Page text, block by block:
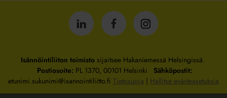
Isännöintiliitto
LinkedInissä
Isännöintiliitto
Facebookissa
Isännöintiliitto
Instagrammissa
Isännöintiliiton toimistosijaitsee Hakaniemessä Helsingissä.
Postiosoite: PL 1370, 00101 Helsinki Sähköpostit:
etunimi.sukunimi@isannointiliitto.fi Tietosuoja | Hallitse evästeasetuksia